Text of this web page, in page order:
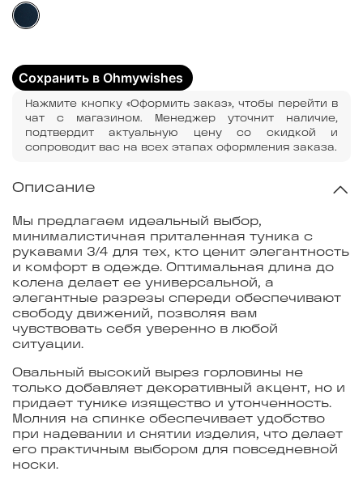
Сохранить в Ohmywishes
Нажмите кнопку «Оформить заказ», чтобы перейти в
чат с магазином. Менеджер уточнит наличие,
подтвердит актуальную цену со скидкой и
сопроводит вас на всех этапах оформления заказа.
Описание
Мы предлагаем идеальный выбор,
минималистичная приталенная туника с
рукавами 3/4 для тех, кто ценит элегантность
и комфорт в одежде. Оптимальная длина до
колена делает ее универсальной, а
элегантные разрезы спереди обеспечивают
свободу движений, позволяя вам
чувствовать себя уверенно в любой
ситуации.
Овальный высокий вырез горловины не
только добавляет декоративный акцент, но и
придает тунике изящество и утонченность.
Молния на спинке обеспечивает удобство
при надевании и снятии изделия, что делает
его практичным выбором для повседневной
носки.